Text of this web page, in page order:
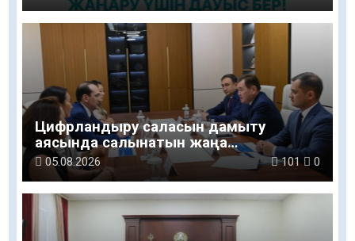
Цифрландыру саласын дамыту
аясында салынатын жаңа
орталықтың жобасы талқыланды
05.08.2026 101 0